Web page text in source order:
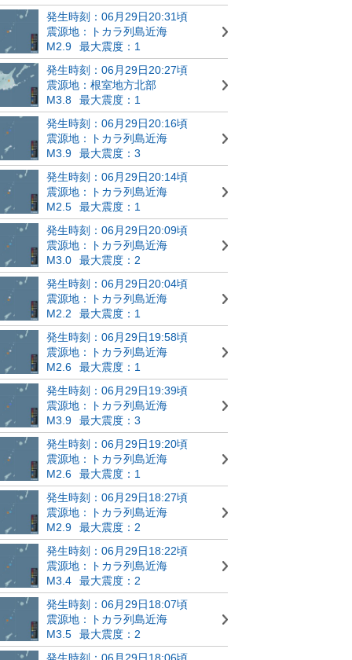
発生時刻：06月29日20:31頃
震源地：トカラ列島近海
M2.9
最大震度：1
発生時刻：06月29日20:27頃
震源地：根室地方北部
M3.8
最大震度：1
発生時刻：06月29日20:16頃
震源地：トカラ列島近海
M3.9
最大震度：3
発生時刻：06月29日20:14頃
震源地：トカラ列島近海
M2.5
最大震度：1
発生時刻：06月29日20:09頃
震源地：トカラ列島近海
M3.0
最大震度：2
発生時刻：06月29日20:04頃
震源地：トカラ列島近海
M2.2
最大震度：1
発生時刻：06月29日19:58頃
震源地：トカラ列島近海
M2.6
最大震度：1
発生時刻：06月29日19:39頃
震源地：トカラ列島近海
M3.9
最大震度：3
発生時刻：06月29日19:20頃
震源地：トカラ列島近海
M2.6
最大震度：1
発生時刻：06月29日18:27頃
震源地：トカラ列島近海
M2.9
最大震度：2
発生時刻：06月29日18:22頃
震源地：トカラ列島近海
M3.4
最大震度：2
発生時刻：06月29日18:07頃
震源地：トカラ列島近海
M3.5
最大震度：2
発生時刻：06月29日18:06頃